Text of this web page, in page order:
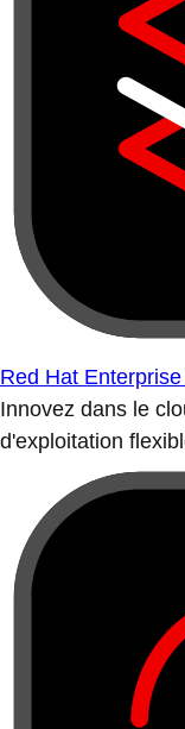
Red Hat
Innovez dans le
d'exploitation